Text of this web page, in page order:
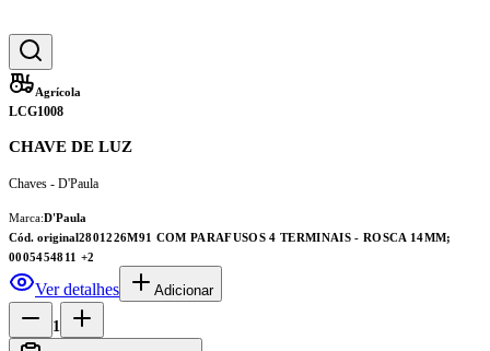
Agrícola
LCG1008
CHAVE DE LUZ
Chaves - D'Paula
Marca:D'Paula
Cód. original2801226M91 COM PARAFUSOS 4 TERMINAIS - ROSCA 14MM;
0005454811 +2
Ver detalhes Adicionar
1